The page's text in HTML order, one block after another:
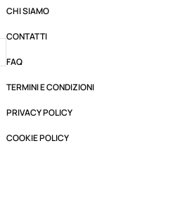
CHI SIAMO
CONTATTI
FAQ
TERMINI E CONDIZIONI
PRIVACY POLICY
COOKIE POLICY